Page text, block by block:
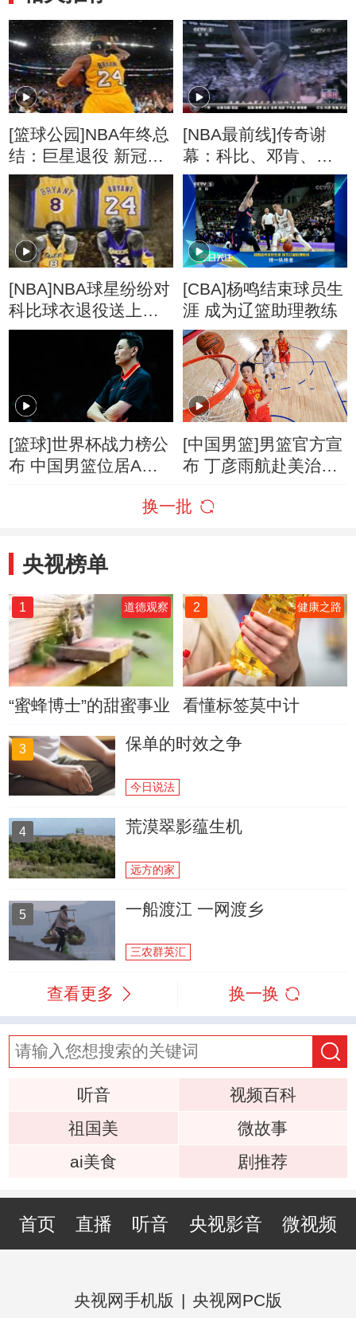
[篮球公园]NBA年终总
结：巨星退役 新冠军
诞生
[NBA最前线]传奇谢
幕：科比、邓肯、加
内特
[NBA]NBA球星纷纷对
科比球衣退役送上祝
福
[CBA]杨鸣结束球员生
涯 成为辽篮助理教练
[篮球]世界杯战力榜公
布 中国男篮位居A组
[中国男篮]男篮官方宣
布 丁彦雨航赴美治疗
换一批
央视榜单
1 道德观察
“蜜蜂博士”的甜蜜事业
2 健康之路
看懂标签莫中计
3 保单的时效之争
今日说法
4 荒漠翠影蕴生机
远方的家
5 一船渡江 一网渡乡
三农群英汇
查看更多 换一换
听音
视频百科
祖国美
微故事
ai美食
剧推荐
首页 直播 听音 央视影音 微视频
央视网手机版 | 央视网PC版